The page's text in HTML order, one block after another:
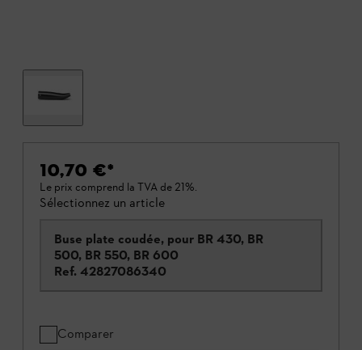
10,70 €*
Le prix comprend la TVA de 21%.
Sélectionnez un article
Buse plate coudée, pour BR 430, BR
500, BR 550, BR 600
Ref. 42827086340
Comparer